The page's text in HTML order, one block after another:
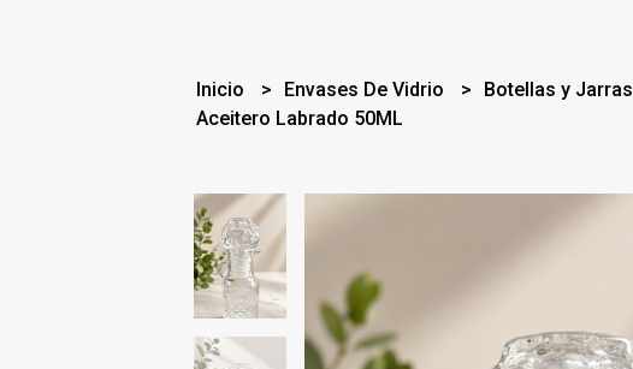
Inicio Envases De Vidrio
Botellas y Jarras
Aceitero Labrado 50ML